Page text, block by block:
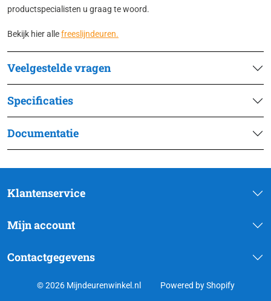
productspecialisten u graag te woord.
Bekijk hier allefreeslijndeuren.
Veelgestelde vragen
Specificaties
Documentatie
Klantenservice
Mijn account
Contactgegevens
© 2026 Mijndeurenwinkel.nl Powered by Shopify